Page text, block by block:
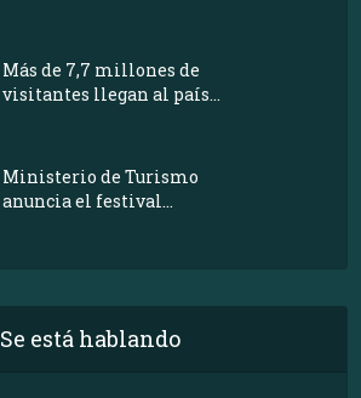
Más de 7,7 millones de
visitantes llegan al país...
Ministerio de Turismo
anuncia el festival...
Se está hablando